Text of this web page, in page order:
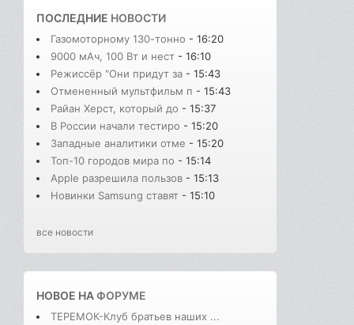
ПОСЛЕДНИЕ НОВОСТИ
Газомоторному 130-тонно - 16:20
9000 мАч, 100 Вт и нест - 16:10
Режиссёр "Они придут за - 15:43
Отмененный мультфильм п - 15:43
Райан Херст, который до - 15:37
В России начали тестиро - 15:20
Западные аналитики отме - 15:20
Топ-10 городов мира по - 15:14
Apple разрешила пользов - 15:13
Новинки Samsung ставят - 15:10
все новости
НОВОЕ НАФОРУМЕ
ТЕРЕМОК-Клуб братьев наших ...